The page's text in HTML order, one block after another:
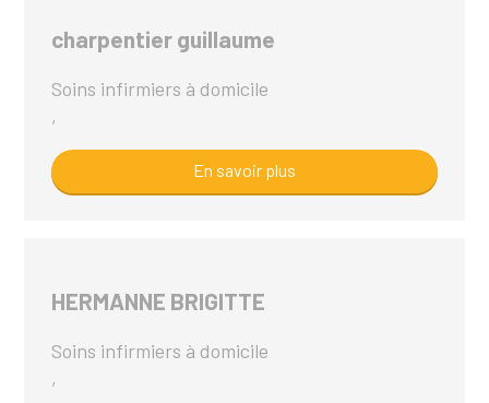
charpentier guillaume
Soins infirmiers à domicile
,
En savoir plus
HERMANNE BRIGITTE
Soins infirmiers à domicile
,